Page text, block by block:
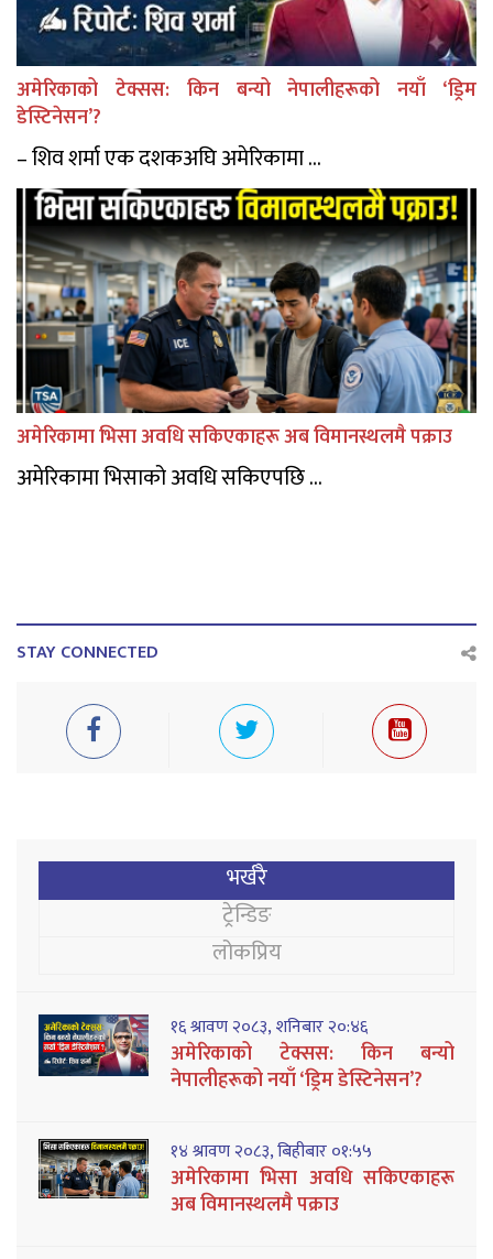
अमेरिकाको टेक्सस: किन बन्यो नेपालीहरूको नयाँ ‘ड्रिम
डेस्टिनेसन’?
– शिव शर्मा एक दशकअघि अमेरिकामा ...
अमेरिकामा भिसा अवधि सकिएकाहरू अब विमानस्थलमै पक्राउ
अमेरिकामा भिसाको अवधि सकिएपछि ...
STAY CONNECTED
भर्खरै
ट्रेन्डिङ
लोकप्रिय
१६ श्रावण २०८३, शनिबार २०:४६
अमेरिकाको टेक्सस: किन बन्यो
नेपालीहरूको नयाँ ‘ड्रिम डेस्टिनेसन’?
१४ श्रावण २०८३, बिहीबार ०१:५५
अमेरिकामा भिसा अवधि सकिएकाहरू
अब विमानस्थलमै पक्राउ